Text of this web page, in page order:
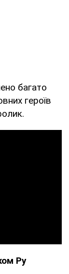
багато
героїв
Ру